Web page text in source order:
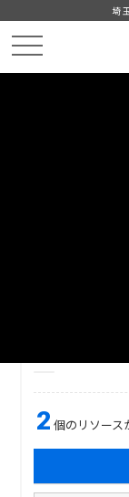
埼
2 個のリソース